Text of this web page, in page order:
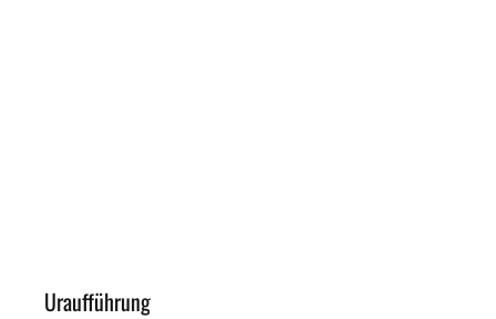
Uraufführung